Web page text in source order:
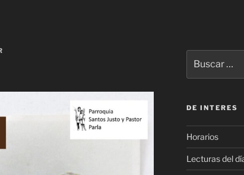
por:
DE INTERES
Horarios
Lecturas del